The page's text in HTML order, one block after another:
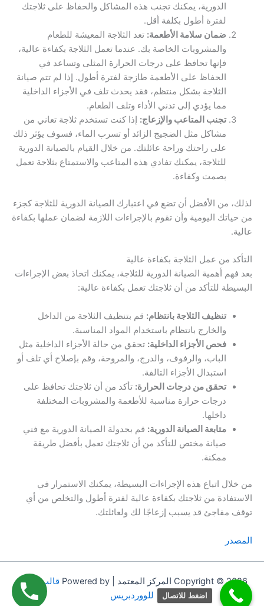
الدورية، يمكنك تجنب هذه المشاكل والحفاظ على ثلاجتك
لفترة أطول بكلفة أقل.
ضمان سلامة الأطعمة: تعد الثلاجة المعيشة للطعام
والمشروبات الخاصة بك. عندما تعمل الثلاجة بكفاءة عالية،
فإنها تحافظ على درجات الحرارة المثلى وتساعد في
الحفاظ على الأطعمة طازجة لفترة أطول. إذا لم تتم صيانة
الثلاجة بشكل منتظم، فقد يحدث تلف في الأجزاء الداخلية
مما يؤدي إلى تدني الأداء وتلف الطعام.
تجنب المتاعب والإزعاج: إذا كنت تستخدم ثلاجة تعاني من
مشاكل مثل الضجيج الزائد أو تسرب الماء، فسوف يؤثر ذلك
على راحتك وراحة عائلتك. من خلال القيام بالصيانة الدورية
للثلاجة، يمكنك تفادي هذه المتاعب والاستمتاع بثلاجة تعمل
بصمت وكفاءة.
لذلك، من الأفضل أن تضع في اعتبارك الصيانة الدورية للثلاجة كجزء
من حياتك اليومية وأن تقوم بالإجراءات اللازمة لضمان عملها بكفاءة
عالية.
التأكد من عمل الثلاجة بكفاءة عالية
بعد فهم أهمية الصيانة الدورية للثلاجة، يمكنك اتخاذ بعض الإجراءات
البسيطة للتأكد من أن ثلاجتك تعمل بكفاءة عالية:
تنظيف الثلاجة بانتظام: قم بتنظيف الثلاجة من الداخل
والخارج بانتظام باستخدام المواد المناسبة.
فحص الأجزاء الداخلية: تحقق من حالة الأجزاء الداخلية مثل
الباب، والرفوف، والدرج، والمروحة، وقم بإصلاح أي تلف أو
استبدال الأجزاء التالفة.
تحقق من درجات الحرارة: تأكد من أن ثلاجتك تحافظ على
درجات حرارة مناسبة للأطعمة والمشروبات المختلفة
داخلها.
متابعة الصيانة الدورية: قم بجدولة الصيانة الدورية مع فني
صيانة مختص للتأكد من أن ثلاجتك تعمل بأفضل طريقة
ممكنة.
من خلال اتباع هذه الإجراءات البسيطة، يمكنك الاستمرار في
الاستفادة من ثلاجتك بكفاءة عالية لفترة أطول والتخلص من أي
توقف مفاجئ قد يسبب إزعاجًا لك ولعائلتك.
المصدر
Copyright © 2026 المركز المعتمد | Powered by
قالب Astra
للووردبريس
اضغط للاتصال